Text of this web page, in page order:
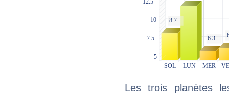
Les trois planètes